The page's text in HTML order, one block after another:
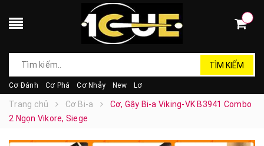
TÌM KIẾM
Cơ Đánh Cơ Phá Cơ Nhảy New Lơ
Trang chủ Cơ Bi-a
Cơ, Gậy Bi-a Viking-VK B3941 Combo
2 Ngọn Vikore, Siege